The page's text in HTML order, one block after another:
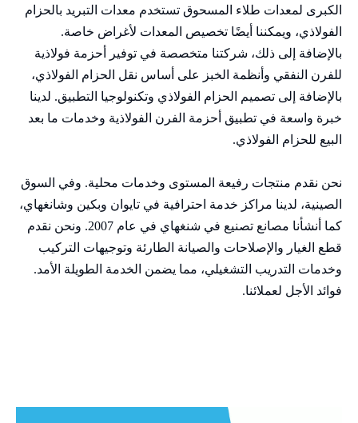
الكبرى لمعدات طلاء المسحوق تستخدم معدات التبريد بالحزام
الفولاذي، ويمكننا أيضًا تخصيص المعدات لأغراض خاصة.
بالإضافة إلى ذلك، شركتنا متخصصة في توفير أحزمة فولاذية
للفرن النفقي وأنظمة الخبز على أساس نقل الحزام الفولاذي،
بالإضافة إلى تصميم الحزام الفولاذي وتكنولوجيا التطبيق. لدينا
خبرة واسعة في تطبيق أحزمة الفرن الفولاذية وخدمات ما بعد
البيع للحزام الفولاذي.
نحن نقدم منتجات رفيعة المستوى وخدمات محلية. وفي السوق
الصينية، لدينا مراكز خدمة احترافية في تايوان وبكين وشانغهاي،
كما أنشأنا مصانع تصنيع في شنغهاي في عام 2007. ونحن نقدم
قطع الغيار والإصلاحات والصيانة الطارئة وتوجيهات التركيب
وخدمات التدريب التشغيلي، مما يضمن الخدمة الطويلة الأمد.
فوائد الأجل لعملائنا.